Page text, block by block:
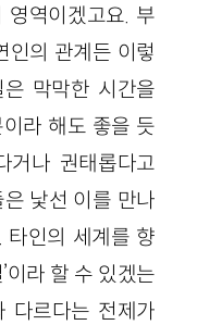
역이겠고요. 부
인의 관계든 이렇
막막한 시간을
라 해도 좋을 듯
거나 권태롭다고
낯선 이를 만나
타인의 세계를 향
이라 할 수 있겠는
다르다는 전제가